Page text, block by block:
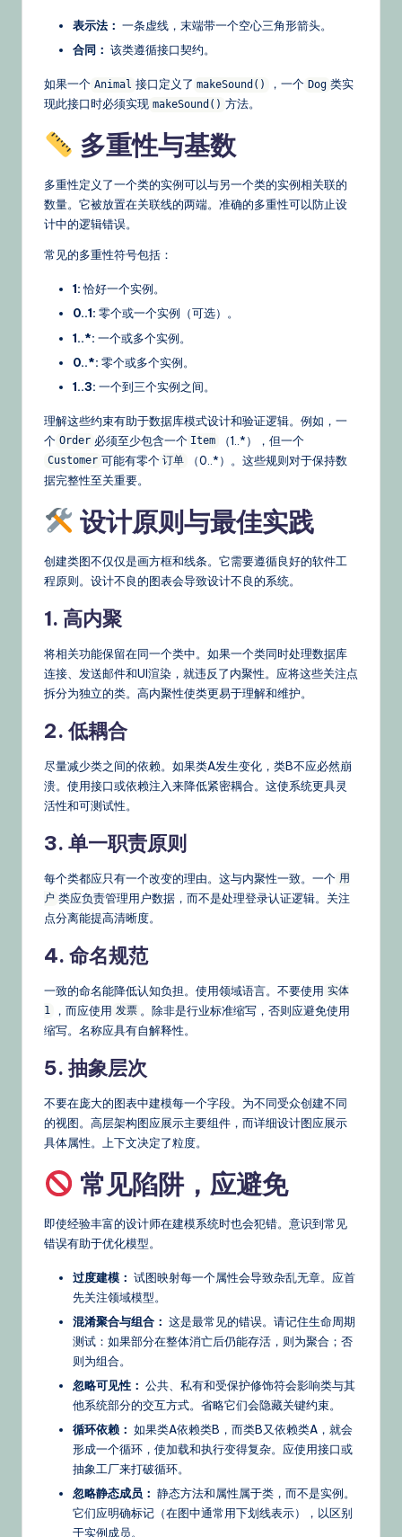
表示法： 一条虚线，末端带一个空心三角形箭头。
合同： 该类遵循接口契约。
如果一个 Animal 接口定义了 makeSound() ，一个 Dog 类实
现此接口时必须实现 makeSound() 方法。
多重性与基数
多重性定义了一个类的实例可以与另一个类的实例相关联的
数量。它被放置在关联线的两端。准确的多重性可以防止设
计中的逻辑错误。
常见的多重性符号包括：
1:恰好一个实例。
0..1: 零个或一个实例（可选）。
1..*: 一个或多个实例。
0..*: 零个或多个实例。
1..3: 一个到三个实例之间。
理解这些约束有助于数据库模式设计和验证逻辑。例如，一
个 Order 必须至少包含一个 Item （1..*），但一个
Customer 可能有零个 订单
（0..*）。这些规则对于保持数
据完整性至关重要。
设计原则与最佳实践
创建类图不仅仅是画方框和线条。它需要遵循良好的软件工
程原则。设计不良的图表会导致设计不良的系统。
1. 高内聚
将相关功能保留在同一个类中。如果一个类同时处理数据库
连接、发送邮件和UI渲染，就违反了内聚性。应将这些关注点
拆分为独立的类。高内聚性使类更易于理解和维护。
2. 低耦合
尽量减少类之间的依赖。如果类A发生变化，类B不应必然崩
溃。使用接口或依赖注入来降低紧密耦合。这使系统更具灵
活性和可测试性。
3. 单一职责原则
每个类都应只有一个改变的理由。这与内聚性一致。一个 用
户 类应负责管理用户数据，而不是处理登录认证逻辑。关注
点分离能提高清晰度。
4. 命名规范
一致的命名能降低认知负担。使用领域语言。不要使用 实体
1
，而应使用 发票 。除非是行业标准缩写，否则应避免使用
缩写。名称应具有自解释性。
5. 抽象层次
不要在庞大的图表中建模每一个字段。为不同受众创建不同
的视图。高层架构图应展示主要组件，而详细设计图应展示
具体属性。上下文决定了粒度。
常见陷阱，应避免
即使经验丰富的设计师在建模系统时也会犯错。意识到常见
错误有助于优化模型。
过度建模： 试图映射每一个属性会导致杂乱无章。应首
先关注领域模型。
混淆聚合与组合： 这是最常见的错误。请记住生命周期
测试：如果部分在整体消亡后仍能存活，则为聚合；否
则为组合。
忽略可见性： 公共、私有和受保护修饰符会影响类与其
他系统部分的交互方式。省略它们会隐藏关键约束。
循环依赖： 如果类A依赖类B，而类B又依赖类A，就会
形成一个循环，使加载和执行变得复杂。应使用接口或
抽象工厂来打破循环。
忽略静态成员： 静态方法和属性属于类，而不是实例。
它们应明确标记（在图中通常用下划线表示），以区别
于实例成员。